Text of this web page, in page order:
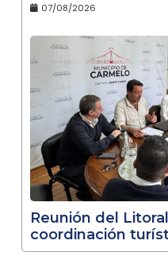
07/08/2026
Reunión del
coordinación